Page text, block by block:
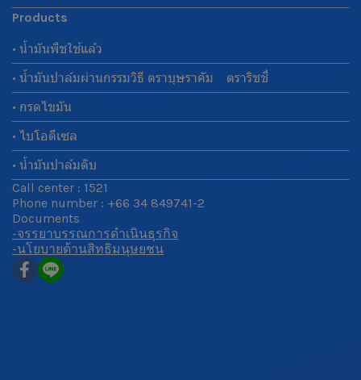
Products
• น้ำมันพืชใช้แล้ว
• น้ำมันปาล์มผ่านกรรมวิธี ตราบุษราคัม ตราริชชี่
• กรดไขมัน
• ไบโอดีเซล
• น้ำมันปาล์มดิบ
Call center : 1521
Phone number : +66 34 849741-2
Documents
-จรรยาบรรณการดำเนินธุรกิจ
-นโยบายด้านสิทธิมนุษยชน